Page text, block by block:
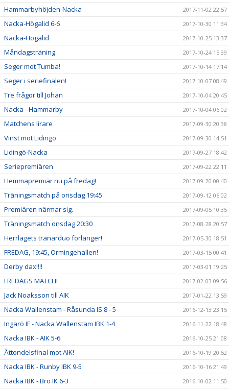
Hammarbyhöjden-Nacka 2017-11-02 22:57
Nacka-Högalid 6-6 2017-10-30 11:34
Nacka-Högalid 2017-10-25 13:37
Måndagsträning 2017-10-24 15:39
Seger mot Tumba! 2017-10-14 17:14
Seger i seriefinalen! 2017-10-07 08:49
Tre frågor till Johan 2017-10-04 20:45
Nacka - Hammarby 2017-10-04 06:02
Matchens lirare 2017-09-30 20:38
Vinst mot Lidingö 2017-09-30 14:51
Lidingö-Nacka 2017-09-27 18:42
Seriepremiären 2017-09-22 22:11
Hemmapremiär nu på fredag! 2017-09-20 00:40
Träningsmatch på onsdag 19:45 2017-09-12 06:02
Premiären närmar sig. 2017-09-05 10:35
Träningsmatch onsdag 20:30 2017-08-28 20:57
Herrlagets tränarduo förlänger! 2017-05-30 18:51
FREDAG, 19:45, Ormingehallen! 2017-03-15 00:41
Derby dax!!!! 2017-03-01 19:25
FREDAGS MATCH! 2017-02-03 09:56
Jack Noaksson till AIK 2017-01-22 13:59
Nacka Wallenstam - Råsunda IS 8 - 5 2016-12-13 23:15
Ingarö IF - Nacka Wallenstam IBK 1-4 2016-11-22 18:48
Nacka IBK - AIK 5-6 2016-10-25 21:08
Åttondelsfinal mot AIK! 2016-10-19 20:52
Nacka IBK - Runby IBK 9-5 2016-10-16 21:49
Nacka IBK - Bro IK 6-3 2016-10-02 11:50